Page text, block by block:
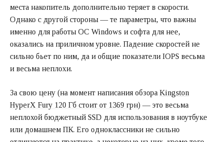
места накопитель дополнительно теряет в скорости.
Однако с другой стороны — те параметры, что важны
именно для работы ОС Windows и софта для нее,
оказались на приличном уровне. Падение скоростей не
сильно бьет по ним, да и общие показатели IOPS весьма
и весьма неплохи.
За свою цену (на момент написания обзора Kingston
HyperX Fury 120 Гб стоит от 1369 грн) — это весьма
неплохой бюджетный SSD для использования в ноутбуке
или домашнем ПК. Его одноклассники не сильно